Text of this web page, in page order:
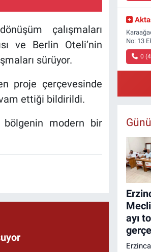
çalışmaları
ve Berlin Oteli’nin
sürüyor.
proje çerçevesinde
ettiği bildirildi.
bölgenin modern bir
No: 13
0
ayı